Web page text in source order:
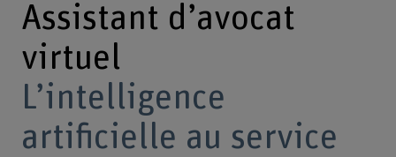
Assistant d’avocat
virtuel
L’intelligence
artificielle au service